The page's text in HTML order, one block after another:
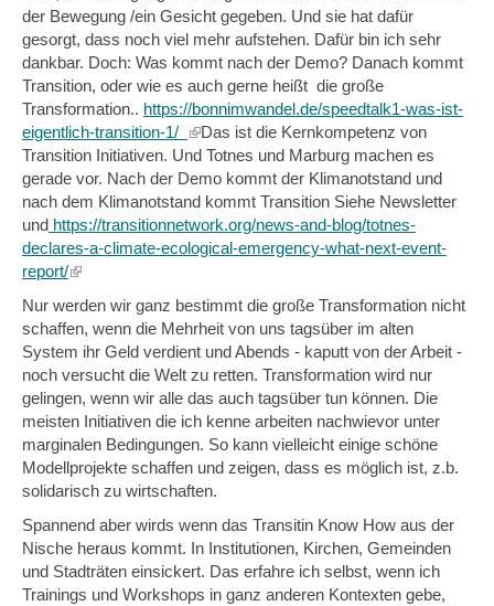
der Bewegung /ein Gesicht gegeben. Und sie hat dafür
gesorgt, dass noch viel mehr aufstehen. Dafür bin ich sehr
dankbar. Doch: Was kommt nach der Demo? Danach kommt
Transition, oder wie es auch gerne heißt die große
Transformation.. https://bonnimwandel.de/speedtalk1-was-ist-
eigentlich-transition-1/ (link
is
external)
Das ist die Kernkompetenz von
Transition Initiativen. Und Totnes und Marburg machen es
gerade vor. Nach der Demo kommt der Klimanotstand und
nach dem Klimanotstand kommt Transition Siehe Newsletter
und https://transitionnetwork.org/news-and-blog/totnes-
declares-a-climate-ecological-emergency-what-next-event-
report/(link
external)
Nur werden wir ganz bestimmt die große Transformation nicht
schaffen, wenn die Mehrheit von uns tagsüber im alten
System ihr Geld verdient und Abends - kaputt von der Arbeit -
noch versucht die Welt zu retten. Transformation wird nur
gelingen, wenn wir alle das auch tagsüber tun können. Die
meisten Initiativen die ich kenne arbeiten nachwievor unter
marginalen Bedingungen. So kann vielleicht einige schöne
Modellprojekte schaffen und zeigen, dass es möglich ist, z.b.
solidarisch zu wirtschaften.
Spannend aber wirds wenn das Transitin Know How aus der
Nische heraus kommt. In Institutionen, Kirchen, Gemeinden
und Stadträten einsickert. Das erfahre ich selbst, wenn ich
Trainings und Workshops in ganz anderen Kontexten gebe,